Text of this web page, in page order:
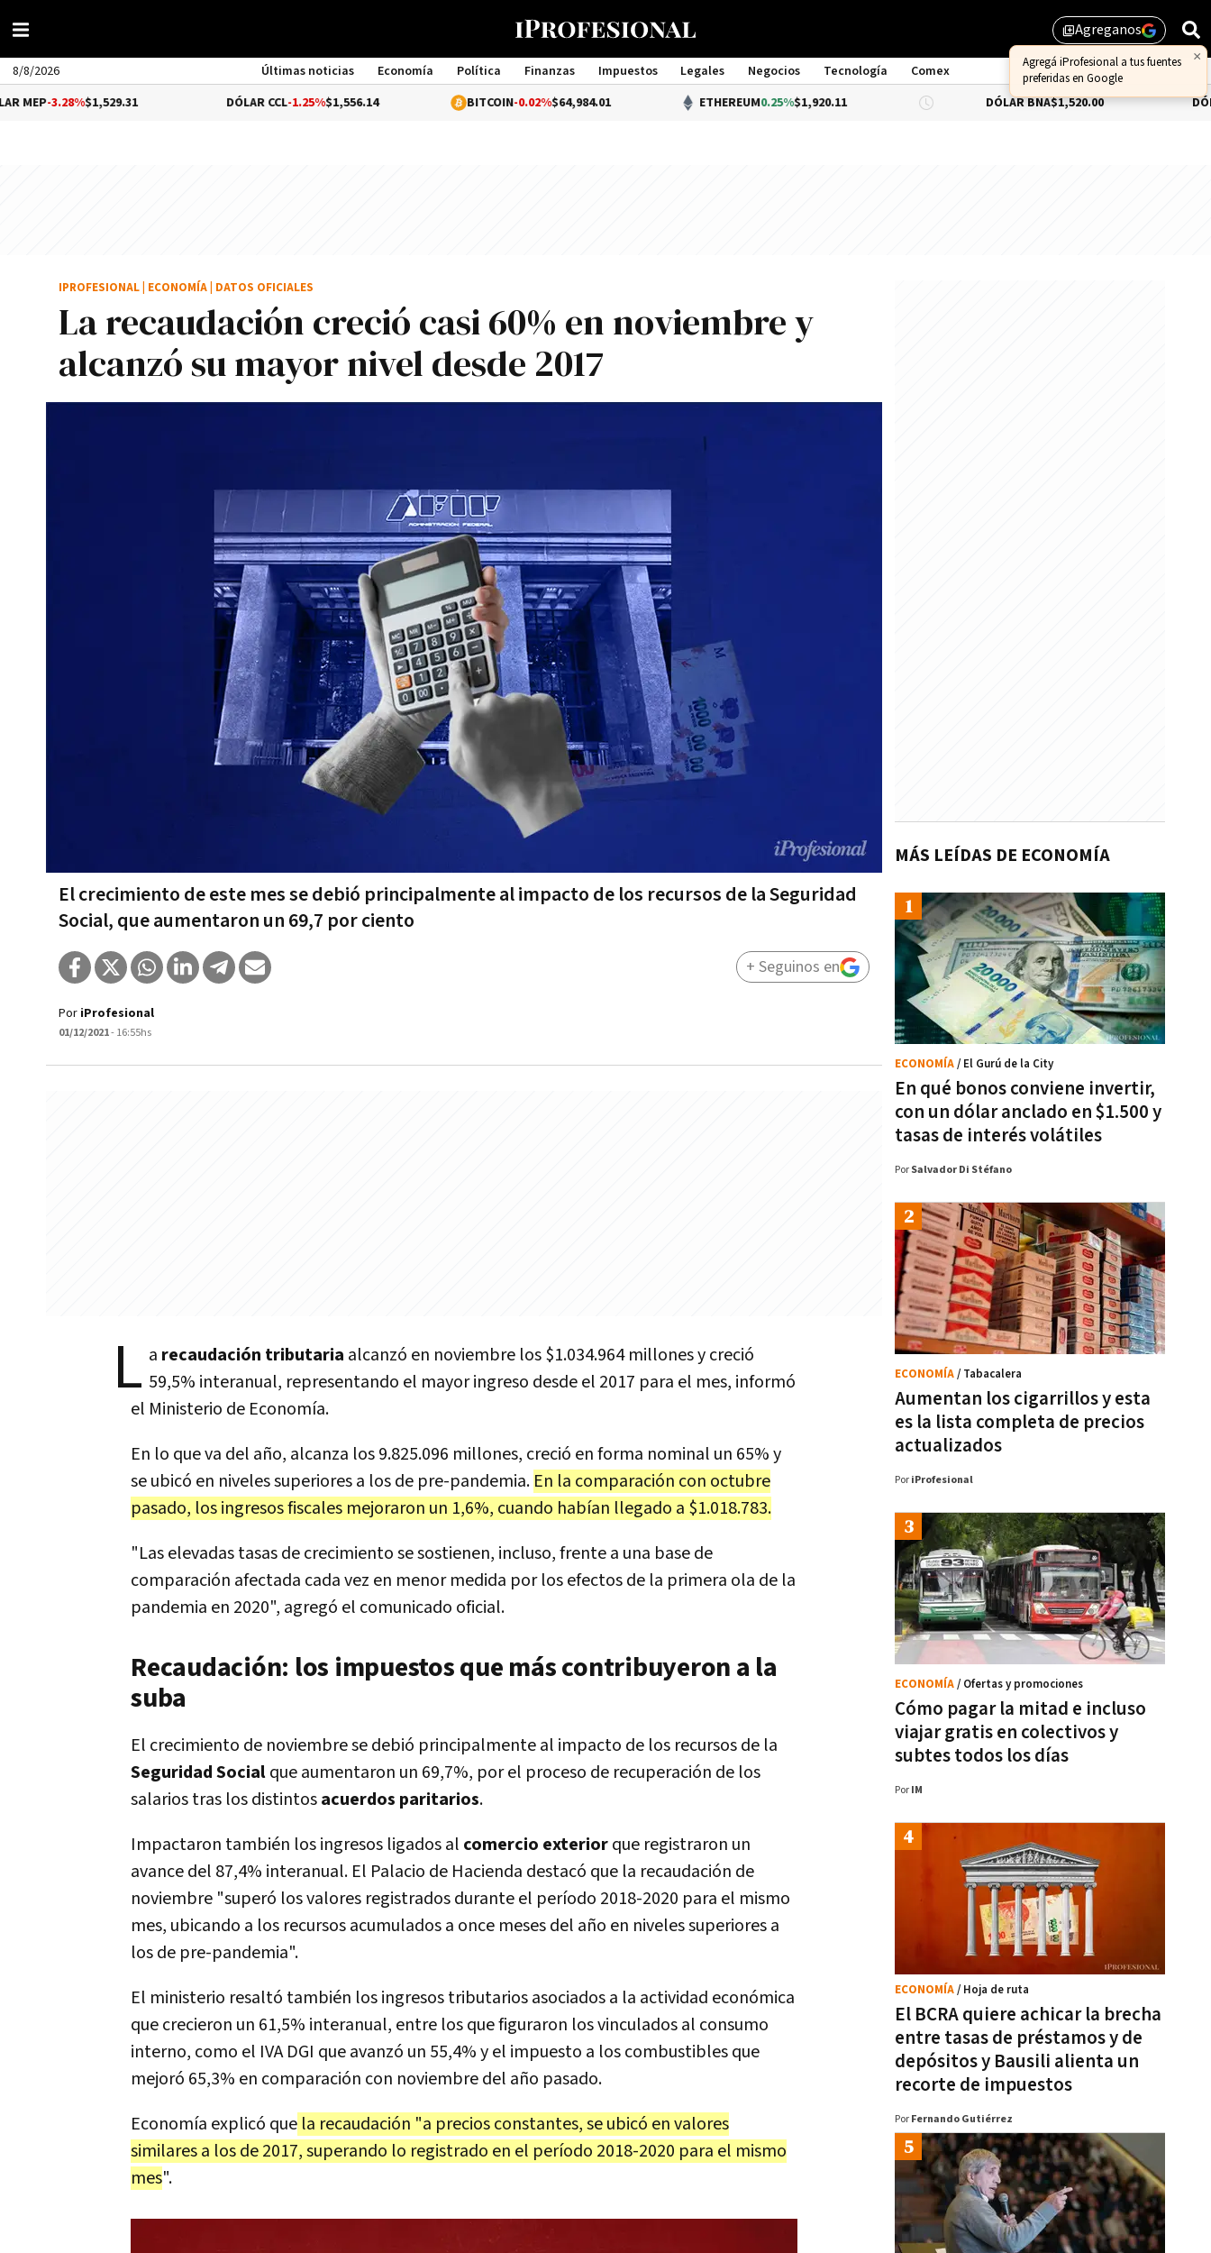
library_addAgreganos
8/8/2026 Últimas noticias Economía Política Finanzas Impuestos Legales Negocios Tecnología
Comex
Management
$1,529.31 -1.25%$1,556.14 -0.02%$64,984.01 ETHEREUM0.25%$1,920.11 DÓLAR BNA $1,520.00 DÓLAR BLUE-
La recaudación creció casi 60% en noviembre y
alcanzó su mayor nivel desde 2017
El crecimiento de este mes se debió principalmente al impacto de los recursos de la Seguridad
Social, que aumentaron un 69,7 por ciento
IPROFESIONAL ECONOMÍA DATOS OFICIALES
Por iProfesional
01/12/2021- 16:55hs
+ Seguinos en
L a recaudación tributaria alcanzó en noviembre los $1.034.964 millones y creció
59,5% interanual, representando el mayor ingreso desde el 2017 para el mes, informó
el Ministerio de Economía.
En lo que va del año, alcanza los 9.825.096 millones, creció en forma nominal un 65% y
se ubicó en niveles superiores a los de pre-pandemia. En la comparación con octubre
pasado, los ingresos fiscales mejoraron un 1,6%, cuando habían llegado a $1.018.783.
"Las elevadas tasas de crecimiento se sostienen, incluso, frente a una base de
comparación afectada cada vez en menor medida por los efectos de la primera ola de la
pandemia en 2020", agregó el comunicado oficial.
Recaudación: los impuestos que más contribuyeron a la
suba
El crecimiento de noviembre se debió principalmente al impacto de los recursos de la
Seguridad Socialque aumentaron un 69,7%, por el proceso de recuperación de los
salarios tras los distintosacuerdos paritarios.
Impactaron también los ingresos ligados al comercio exteriorque registraron un
avance del 87,4% interanual. El Palacio de Hacienda destacó que la recaudación de
noviembre "superó los valores registrados durante el período 2018-2020 para el mismo
mes, ubicando a los recursos acumulados a once meses del año en niveles superiores a
los de pre-pandemia".
El ministerio resaltó también los ingresos tributarios asociados a la actividad económica
que crecieron un 61,5% interanual, entre los que figuraron los vinculados al consumo
interno, como el IVA DGI que avanzó un 55,4% y el impuesto a los combustibles que
mejoró 65,3% en comparación con noviembre del año pasado.
Economía explicó que la recaudación "a precios constantes, se ubicó en valores
similares a los de 2017, superando lo registrado en el período 2018-2020 para el mismo
mes".
MÁS LEÍDAS DE ECONOMÍA
En qué bonos conviene invertir,
con un dólar anclado en $1.500 y
tasas de interés volátiles
ECONOMÍA/ El Gurú de la City
Por Salvador Di Stéfano
Aumentan los cigarrillos y esta
es la lista completa de precios
actualizados
ECONOMÍA/ Tabacalera
Por iProfesional
Cómo pagar la mitad e incluso
viajar gratis en colectivos y
subtes todos los días
ECONOMÍA/ Ofertas y promociones
Por IM
El BCRA quiere achicar la brecha
entre tasas de préstamos y de
depósitos y Bausili alienta un
recorte de impuestos
ECONOMÍA/ Hoja de ruta
Por Fernando Gutiérrez